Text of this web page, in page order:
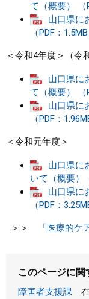
て（概要） （
山口県に
（PDF：1.5MB
＜令和4年度＞（令
山口県に
て（概要） （
山口県に
（PDF：
＜令和元年度＞
山口県に
いて（概要）
山口県に
（PDF：
＞＞ 「医療的
このページに
障害者支援課